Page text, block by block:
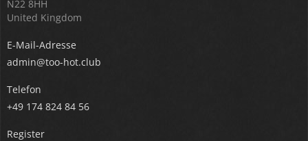
N22 8HH
United Kingdom
E-Mail-Adresse
admin@too-hot.club
Telefon
+49 174 824 84 56
Register